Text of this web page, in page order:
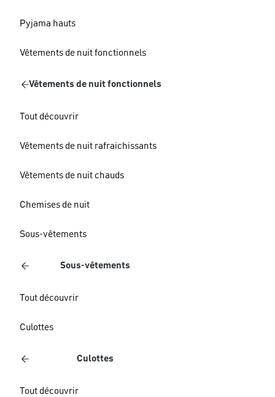
Pyjama hauts
Vêtements de nuit fonctionnels
Vêtements de nuit fonctionnels
Tout découvrir
Vêtements de nuit rafraichissants
Vêtements de nuit chauds
Chemises de nuit
Sous-vêtements
Sous-vêtements
Tout découvrir
Culottes
Culottes
Tout découvrir